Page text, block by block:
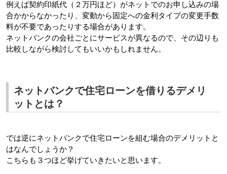
例えば契約印紙代（２万円ほど）がネットでのお申し込みの場
合かからなかったり、変動から固定への金利タイプの変更手数
料が不要であったりする場合があります。
ネットバンクの会社ごとにサービスが異なるので、その辺りも
比較しながら検討してもいいかもしれません。
ネットバンクで住宅ローンを借りるデメリ
ットとは？
では逆にネットバンクで住宅ローンを組む場合のデメリットと
はなんでしょうか？
こちらも３つほど挙げていきたいと思います。